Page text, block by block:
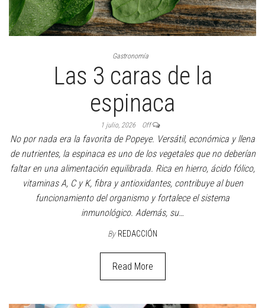
Gastronomía
Las 3 caras de la
espinaca
1 julio, 2026 Off
No por nada era la favorita de Popeye. Versátil, económica y llena
de nutrientes, la espinaca es uno de los vegetales que no deberían
faltar en una alimentación equilibrada. Rica en hierro, ácido fólico,
vitaminas A, C y K, fibra y antioxidantes, contribuye al buen
funcionamiento del organismo y fortalece el sistema
inmunológico. Además, su…
By REDACCIÓN
Read More